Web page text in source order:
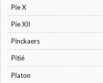
Pie X
Pie XII
Pinckaers
Pitié
Platon